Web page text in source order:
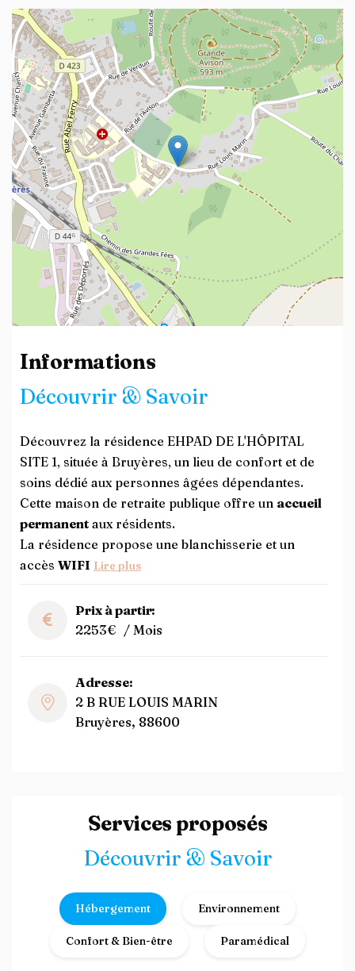
+
−
Leaflet OpenStreetMap
Informations
Découvrir & Savoir
Découvrez la résidence EHPAD DE L'HÔPITAL
SITE 1, située à Bruyères, un lieu de confort et de
soins dédié aux personnes âgées dépendantes.
Cette maison de retraite publique offre un accueil
permanent aux résidents.
La résidence propose une blanchisserie et un
accès WIFI Lire plus
Prix à partir:
2253€ / Mois
Adresse:
2 B RUE LOUIS MARIN
Bruyères, 88600
Services proposés
Découvrir & Savoir
Hébergement Environnement
Confort & Bien-être Paramédical